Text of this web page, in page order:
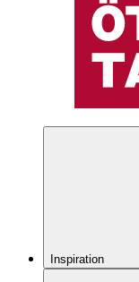
Inspiration